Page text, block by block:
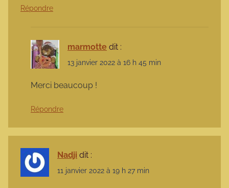
Répondre
marmotte dit :
13 janvier 2022 à 16 h 45 min
Merci beaucoup !
Répondre
Nadji dit :
11 janvier 2022 à 19 h 27 min